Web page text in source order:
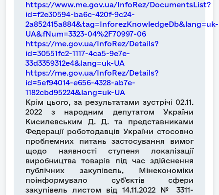
https://www.me.gov.ua/InfoRez/DocumentsList?
id=f2e30594-ba6c-420f-9c24-
2a852415a884&tag=InforezKnowledgeDb&lang=uk-
UA&fNum=3323-04%2F70997-06
https://me.gov.ua/InfoRez/Details?
id=30551fc2-1117-4ca5-9e7e-
33d3359312e4&lang=uk-UA
https://me.gov.ua/InfoRez/Details?
id=5ef94014-e656-4328-ab7e-
1182cbd95224&lang=uk-UA
Крім цього, за результатами зустрічі 02.11.
2022 з народним депутатом України
Кисилевським Д. Д. та представниками
Федерації роботодавців України стосовно
проблемних питань застосування вимог
щодо наявності ступеня локалізації
виробництва товарів під час здійснення
публічних закупівель, Мінекономіки
поінформувало суб’єктів сфери
закупівель листом від 14.11.2022 № 3311-